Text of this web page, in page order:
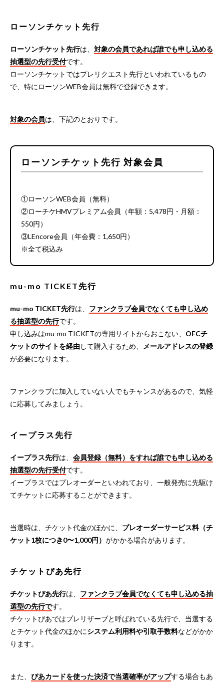
ローソンチケット先行
ローソンチケット先行は、 対象の会員であれば誰でも申し込める
抽選型の先行受付です。
ローソンチケットではプレリクエスト先行といわれているもの
で、特にローソンWEB会員は無料で登録できます。
対象の会員は、下記のとおりです。
ローソンチケット先行 対象会員
①ローソンWEB会員（無料）
②ローチケHMVプレミアム会員（年額：5,478円・月額：
550円）
③LEncore会員（年会費：1,650円）
※全て税込み
mu-mo TICKET先行
mu-mo TICKET先行は、 ファンクラブ会員でなくても申し込め
る抽選型の先行です。
申し込みはmu-mo TICKETの専用サイトからおこない、 OFCチ
ケットのサイトを経由して購入するため、
メールアドレスの登録
が必要になります。
ファンクラブに加入していない人でもチャンスがあるので、気軽
に応募してみましょう。
イープラス先行
イープラス先行は、 会員登録（無料）をすれば誰でも申し込める
抽選型の先行受付です。
イープラスではプレオーダーといわれており、一般発売に先駆け
てチケットに応募することができます。
当選時は、チケット代金のほかに、 プレオーダーサービス料（チ
ケット1枚につき0〜1,000円） がかかる場合があります。
チケットぴあ先行
チケットぴあ先行は、 ファンクラブ会員でなくても申し込める抽
選型の先行です。
チケットぴあではプレリザーブと呼ばれている先行で、当選する
とチケット代金のほかにシステム利用料や引取手数料などがかか
ります。
また、 ぴあカードを使った決済で当選確率がアップする場合もあ